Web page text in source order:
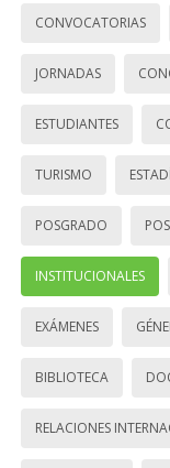
CONVOCATORIAS
JORNADAS
ESTUDIANTES
TURISMO
POSGRADO
INSTITUCIONALES
EXÁMENES
BIBLIOTECA
RELACIONES